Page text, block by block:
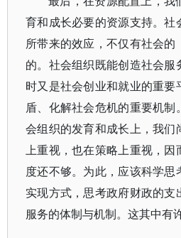
育和成长必要的资源支持。社
所带来的效应，不仅有社会
的。社会组织既能创造社会服
时又是社会创业和就业的重要
盾、化解社会危机的重要机
会组织的发育和成长上，我们
上重视，也在策略上重视，因
度还不够。为此，应该科学思
实现方式，思考政府财政的
服务的体制与机制。这其中有